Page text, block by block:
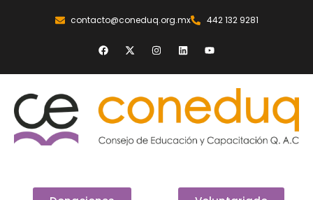
contacto@coneduq.org.mx 442 132 9281